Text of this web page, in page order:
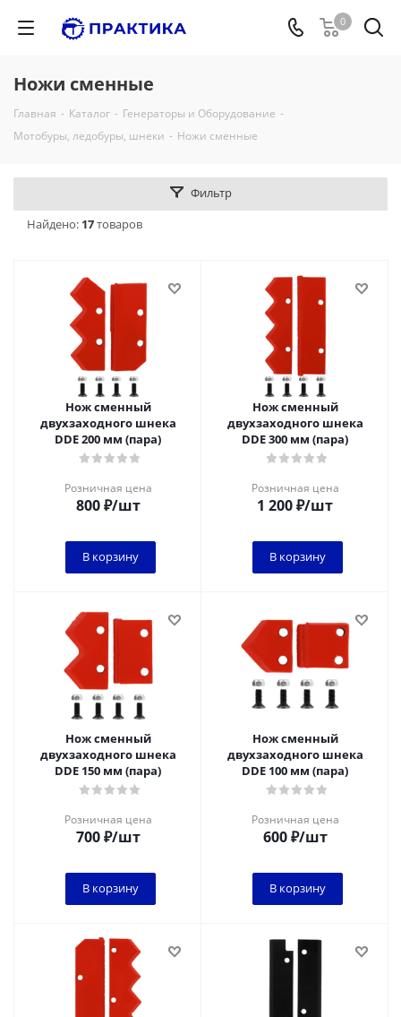
0
Ножи сменные
Главная - Каталог - Генераторы и Оборудование -
Мотобуры, ледобуры, шнеки - Ножи сменные
Фильтр
Найдено: 17товаров
Нож сменный
двухзаходного шнека
DDE 200 мм (пара)
Розничная цена
800₽/шт
В корзину
Нож сменный
двухзаходного шнека
DDE 300 мм (пара)
Розничная цена
1 200₽/шт
В корзину
Нож сменный
двухзаходного шнека
DDE 150 мм (пара)
Розничная цена
700₽/шт
В корзину
Нож сменный
двухзаходного шнека
DDE 100 мм (пара)
Розничная цена
600₽/шт
В корзину